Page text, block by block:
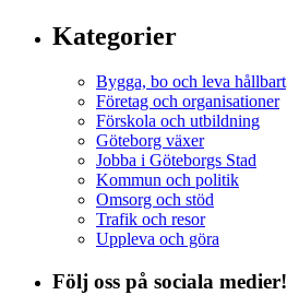
Kategorier
Bygga, bo och leva hållbart
Företag och organisationer
Förskola och utbildning
Göteborg växer
Jobba i Göteborgs Stad
Kommun och politik
Omsorg och stöd
Trafik och resor
Uppleva och göra
Följ oss på sociala medier!